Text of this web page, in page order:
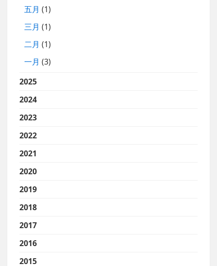
五月 (1)
三月 (1)
二月 (1)
一月 (3)
2025
2024
2023
2022
2021
2020
2019
2018
2017
2016
2015